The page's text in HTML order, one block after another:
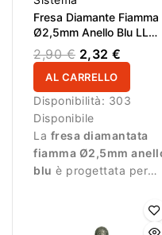
Fresa Diamante Fiamma
Ø2,5mm Anello Blu LL
8,0mm
2,90 € 2,32 €
AL CARRELLO
Disponibilità: 303
Disponibile
La fresa diamantata
fiamma Ø2,5mm
blu è progettata per